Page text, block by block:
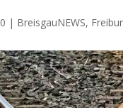
| BreisgauNEWS,